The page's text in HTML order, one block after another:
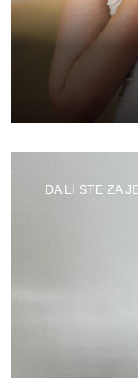
DA LI STE ZA